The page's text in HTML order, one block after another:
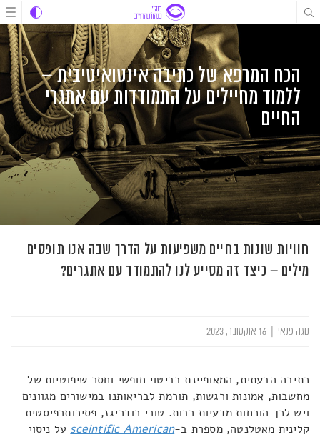
דלג
לתוכן
דלג
דלג
הכח המרפא של כתיבה אינטואיטיבית –
ללמוד מחיילים על התמודדות עם אתגרי
החיים
חוויות שונות בחיים משפיעות על הדרך שבה אנו תופסים
מילים – כיצד זה מסייע לנו להתמודד עם אתגרים?
נוגה פנאי
כתיבה הבעתית, המאופיינת בביטוי חופשי וחסר שיפוטיות של
מחשבות, אמונות ורגשות, תורמת לבריאותנו במישורים מגוונים
ויש לכך הוכחות מדעיות רבות. טורי רודריגז, פסיכותרפיסטית
קלינית מאטלנטה, מספרת ב-sceintific American על ניסוי